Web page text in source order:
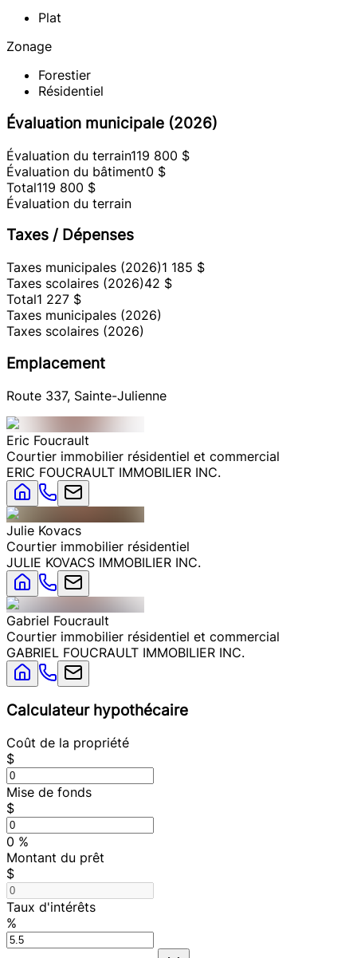
Plat
Zonage
Forestier
Résidentiel
Évaluation municipale (2026)
Évaluation du terrain119 800 $
Évaluation du bâtiment0 $
Total119 800 $
Évaluation du terrain
Taxes / Dépenses
Taxes municipales (2026)1 185 $
Taxes scolaires (2026)42 $
Total1 227 $
Taxes municipales (2026)
Taxes scolaires (2026)
Emplacement
Route 337, Sainte-Julienne
Eric Foucrault
Courtier immobilier résidentiel et commercial
ERIC FOUCRAULT IMMOBILIER INC.
Julie Kovacs
Courtier immobilier résidentiel
JULIE KOVACS IMMOBILIER INC.
Gabriel Foucrault
Courtier immobilier résidentiel et commercial
GABRIEL FOUCRAULT IMMOBILIER INC.
Calculateur hypothécaire
Coût de la propriété
$
Mise de fonds
$
0 %
Montant du prêt
$
Taux d'intérêts
%